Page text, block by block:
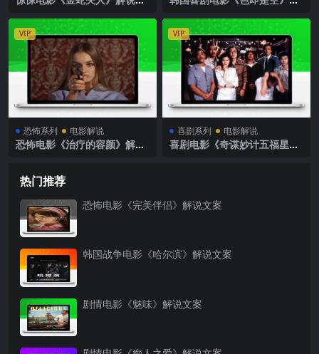
VIP
恐怖系列 电影解说
恐怖电影《治疗的容颜》解说
VIP
喜剧系列 电影解说
喜剧电影《奇谋妙计五福星》
热门推荐
恐怖电影《完美伴侣》解说文案
韩国战争电影《哈尔滨》解说文案
剧情电影《魅味》解说文案